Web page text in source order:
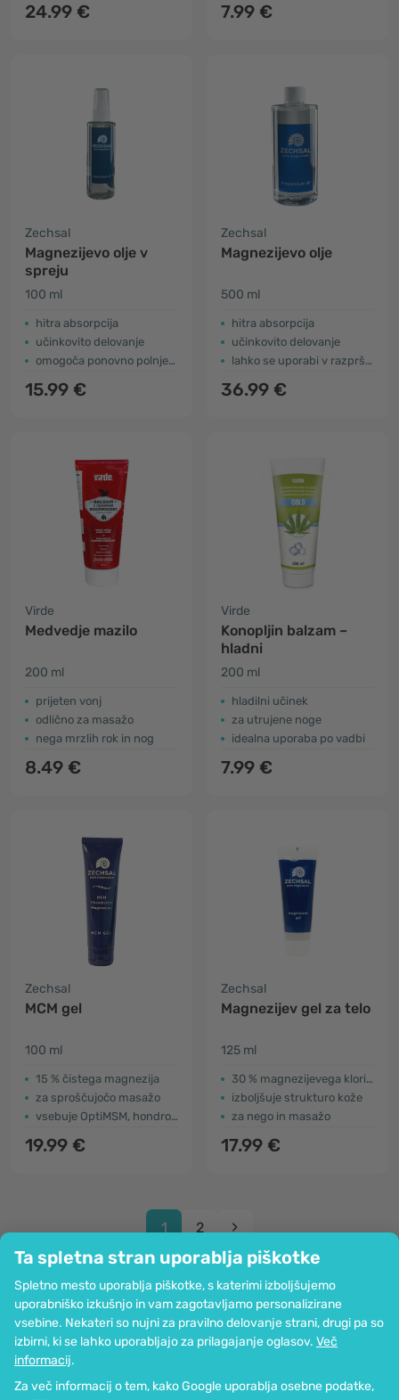
Ta spletna stran uporablja piškotke
Spletno mesto uporablja piškotke, s katerimi izboljšujemo
uporabniško izkušnjo in vam zagotavljamo personalizirane
vsebine. Nekateri so nujni za pravilno delovanje strani, drugi pa so
izbirni, ki se lahko uporabljajo za prilagajanje oglasov. Več
informacij.
Za več informacij o tem, kako Google uporablja osebne podatke,
24.99 € 7.99 €
Zechsal
Magnezijevo olje v
spreju
100 ml
hitra absorpcija
učinkovito delovanje
omogoča ponovno polnjenje
15.99 €
Zechsal
Magnezijevo olje
500 ml
hitra absorpcija
učinkovito delovanje
lahko se uporabi v razpršilu
36.99 €
Virde
Medvedje mazilo
200 ml
​prijeten vonj
odlično za masažo
nega mrzlih rok in nog
8.49 €
Virde
Konopljin balzam –
hladni
200 ml
hladilni učinek
za utrujene noge
idealna uporaba po vadbi
7.99 €
Zechsal
MCM gel
100 ml
15 % čistega magnezija
za sproščujočo masažo
vsebuje OptiMSM, hondroitin in ingver
19.99 €
Zechsal
Magnezijev gel za telo
125 ml
30 % magnezijevega klorida
izboljšuje strukturo kože
za nego in masažo
17.99 €
1 2
Podjetje
Informacije
Pridružite se nam